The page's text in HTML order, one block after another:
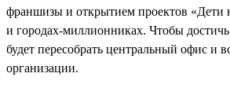
франшизы и открытием проектов «Дети
и городах-миллионниках. Чтобы
будет пересобрать центральный офис и
организации.